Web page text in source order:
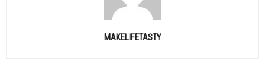
MAKELIFETASTY